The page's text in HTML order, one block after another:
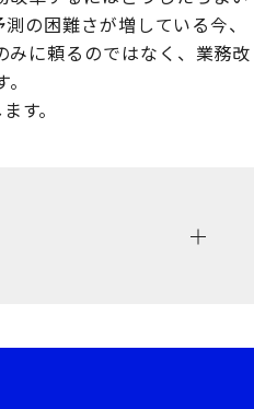
の困難さが増している今、
に頼るのではなく、業務改
す。